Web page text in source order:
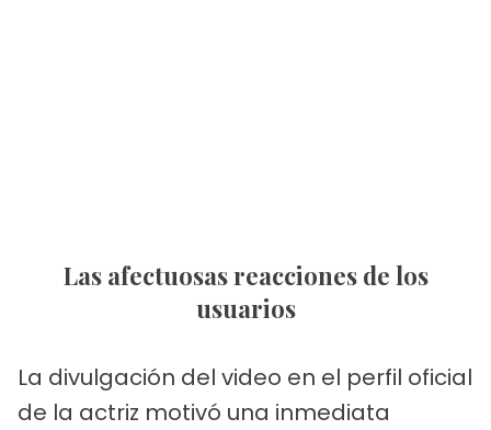
Las afectuosas reacciones de los
usuarios
La divulgación del video en el perfil oficial
de la actriz motivó una inmediata